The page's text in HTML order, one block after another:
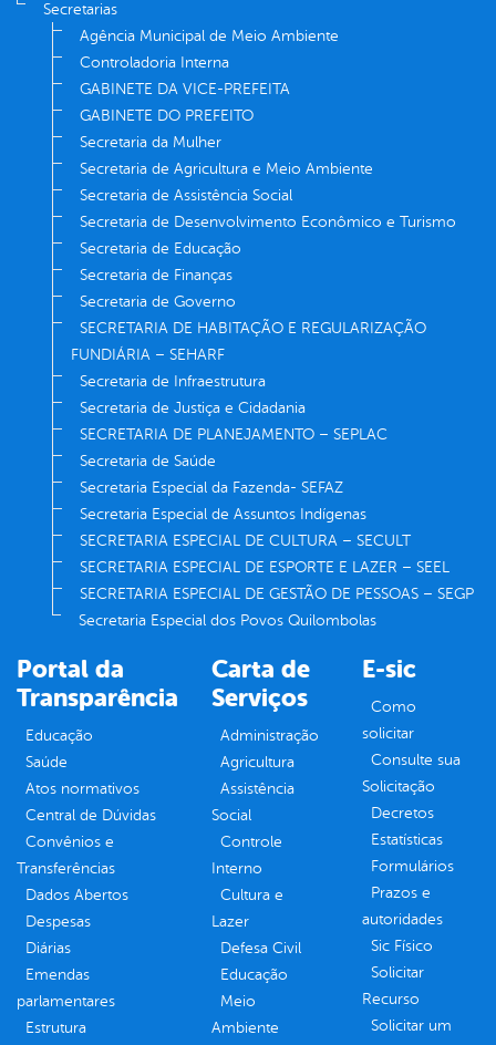
Secretarias
Agência Municipal de Meio Ambiente
Controladoria Interna
GABINETE DA VICE-PREFEITA
GABINETE DO PREFEITO
Secretaria da Mulher
Secretaria de Agricultura e Meio Ambiente
Secretaria de Assistência Social
Secretaria de Desenvolvimento Econômico e Turismo
Secretaria de Educação
Secretaria de Finanças
Secretaria de Governo
SECRETARIA DE HABITAÇÃO E REGULARIZAÇÃO
FUNDIÁRIA – SEHARF
Secretaria de Infraestrutura
Secretaria de Justiça e Cidadania
SECRETARIA DE PLANEJAMENTO – SEPLAC
Secretaria de Saúde
Secretaria Especial da Fazenda- SEFAZ
Secretaria Especial de Assuntos Indígenas
SECRETARIA ESPECIAL DE CULTURA – SECULT
SECRETARIA ESPECIAL DE ESPORTE E LAZER – SEEL
SECRETARIA ESPECIAL DE GESTÃO DE PESSOAS – SEGP
Secretaria Especial dos Povos Quilombolas
Portal da
Transparência
Educação
Saúde
Atos normativos
Central de Dúvidas
Convênios e
Transferências
Dados Abertos
Despesas
Diárias
Emendas
parlamentares
Estrutura
Carta de
Serviços
Administração
Agricultura
Assistência
Social
Controle
Interno
Cultura e
Lazer
Defesa Civil
Educação
Meio
Ambiente
E-sic
Como
solicitar
Consulte sua
Solicitação
Decretos
Estatísticas
Formulários
Prazos e
autoridades
Sic Físico
Solicitar
Recurso
Solicitar um